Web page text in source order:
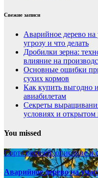
Свежие записи
Аварийное дерево на
угрозу и что делать
Дробилки зерна:
влияние на
Основные ошибки
сухих кормов
Как купить выгодно
авиабилетам
Секреты
условиях и открытом
You missed
Сорта овощей: описание и
Аварийное дерево на